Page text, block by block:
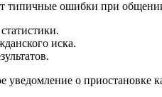
ошибки при
иска.
уведомление о